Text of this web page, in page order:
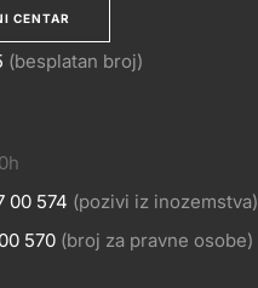
CENTAR
(besplatan broj)
00 574 (pozivi iz inozemstva)
570 (broj za pravne osobe)